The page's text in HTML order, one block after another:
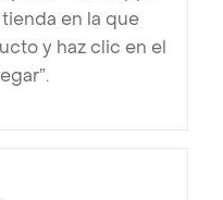
en la que
y haz clic en el